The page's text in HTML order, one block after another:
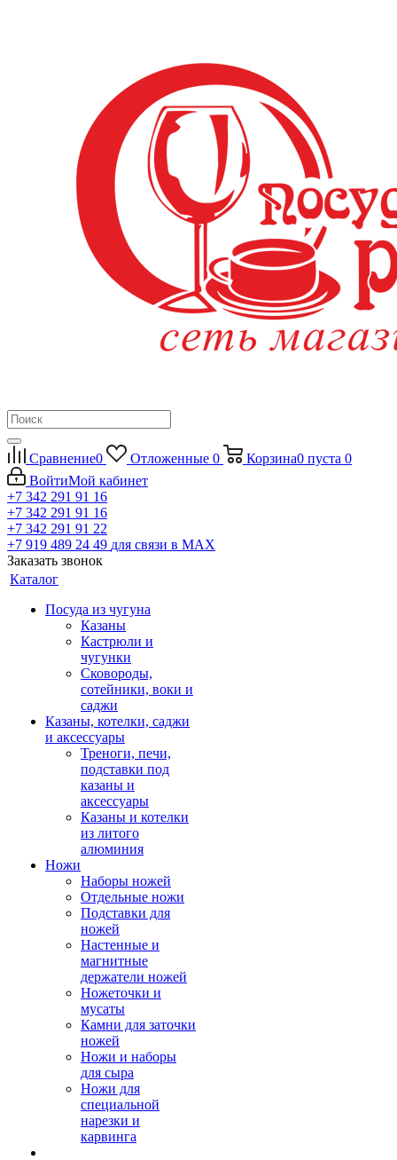
Сравнение0 Отложенные 0 Корзина0 пуста 0
ВойтиМой кабинет
+7 342 291 91 16
+7 342 291 91 16
+7 342 291 91 22
+7 919 489 24 49 для связи в МАХ
Заказать звонок
Каталог
Посуда из чугуна
Казаны
Кастрюли и
чугунки
Сковороды,
сотейники, воки и
саджи
Казаны, котелки, саджи
и аксессуары
Треноги, печи,
подставки под
казаны и
аксессуары
Казаны и котелки
из литого
алюминия
Ножи
Наборы ножей
Отдельные ножи
Подставки для
ножей
Настенные и
магнитные
держатели ножей
Ножеточки и
мусаты
Камни для заточки
ножей
Ножи и наборы
для сыра
Ножи для
специальной
нарезки и
карвинга